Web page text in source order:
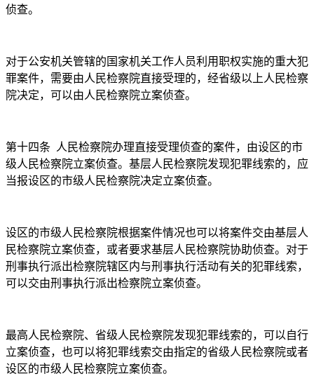
侦查。
对于公安机关管辖的国家机关工作人员利用职权实施的重大犯
罪案件，需要由人民检察院直接受理的，经省级以上人民检察
院决定，可以由人民检察院立案侦查。
第十四条
人民检察院办理直接受理侦查的案件，由设区的市
级人民检察院立案侦查。基层人民检察院发现犯罪线索的，应
当报设区的市级人民检察院决定立案侦查。
设区的市级人民检察院根据案件情况也可以将案件交由基层人
民检察院立案侦查，或者要求基层人民检察院协助侦查。对于
刑事执行派出检察院辖区内与刑事执行活动有关的犯罪线索，
可以交由刑事执行派出检察院立案侦查。
最高人民检察院、省级人民检察院发现犯罪线索的，可以自行
立案侦查，也可以将犯罪线索交由指定的省级人民检察院或者
设区的市级人民检察院立案侦查。